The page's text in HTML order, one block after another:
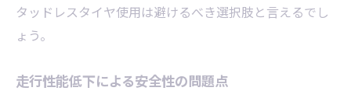
タッドレスタイヤ使用は避けるべき選択肢と言えるでし
ょう。
走行性能低下による安全性の問題点